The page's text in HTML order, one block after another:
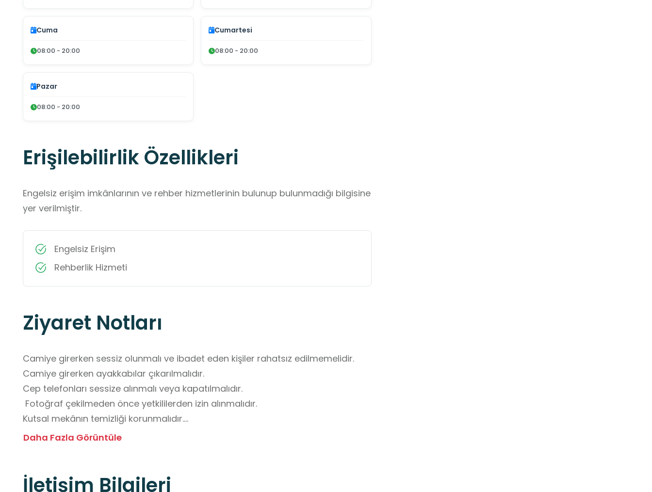
Cuma
08:00 - 20:00
Cumartesi
08:00 - 20:00
Pazar
08:00 - 20:00
Erişilebilirlik Özellikleri
Engelsiz erişim imkânlarının ve rehber hizmetlerinin bulunup bulunmadığı bilgisine
yer verilmiştir.
Engelsiz Erişim
Rehberlik Hizmeti
Ziyaret Notları
Camiye girerken sessiz olunmalı ve ibadet eden kişiler rahatsız edilmemelidir.
Camiye girerken ayakkabılar çıkarılmalıdır.
Cep telefonları sessize alınmalı veya kapatılmalıdır.
Fotoğraf çekilmeden önce yetkililerden izin alınmalıdır.
Kutsal mekânın temizliği korunmalıdır.
Cami içinde koşulmamalı, koşan veya gürültü yapanlar uyarılmalıdır.
Daha Fazla Görüntüle
İletişim Bilgileri